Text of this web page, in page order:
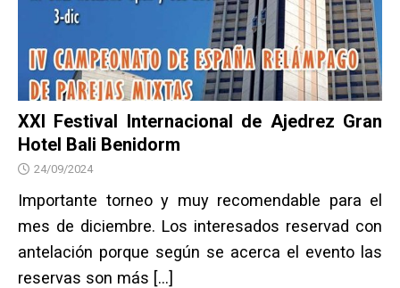
XXI Festival Internacional de Ajedrez Gran
Hotel Bali Benidorm
24/09/2024
Importante torneo y muy recomendable para el
mes de diciembre. Los interesados reservad con
antelación porque según se acerca el evento las
reservas son más […]